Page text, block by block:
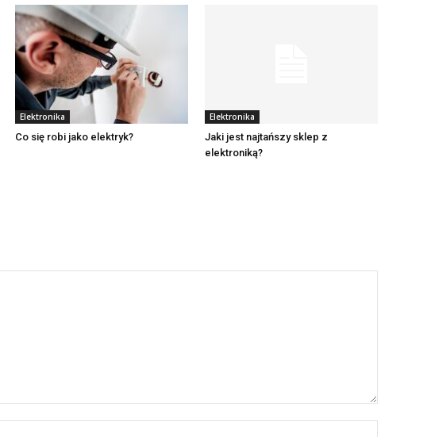
Elektronika
Co się robi jako elektryk?
Elektronika
Jaki jest najtańszy sklep z
elektroniką?